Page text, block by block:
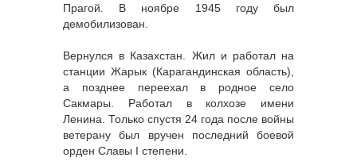
Прагой. В ноябре 1945 году был
демобилизован.
Вернулся в Казахстан. Жил и работал на
станции Жарык (Карагандинская область),
а позднее переехал в родное село
Сакмары. Работал в колхозе имени
Ленина. Только спустя 24 года после войны
ветерану был вручен последний боевой
орден Славы I степени.